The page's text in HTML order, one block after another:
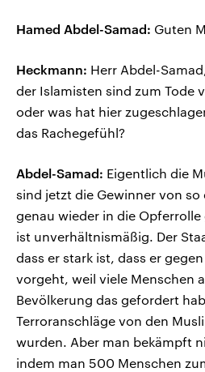
Hamed Abdel-Samad: Guten
Heckmann: Herr Abdel-
der Islamisten sind zum Tode
oder was hat hier
das Rachegefühl?
Abdel-Samad: Eigentlich die
sind jetzt die Gewinner von so
genau wieder in die Opferrolle
ist unverhältnismäßig. Der
dass er stark ist, dass er
vorgeht, weil viele Menschen
Bevölkerung das gefordert
Terroranschläge von den
wurden. Aber man bekämpft
indem man 500 Menschen